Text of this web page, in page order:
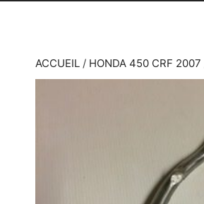
ACCUEIL / HONDA 450 CRF 2007